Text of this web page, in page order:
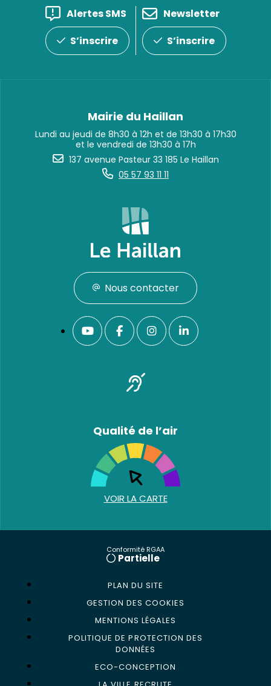
Alertes SMS
S’inscrire
Newsletter
S’inscrire
Mairie du Haillan
Lundi au jeudi de 8h30 à 12h et de 13h30 à 17h30
et le vendredi de 13h30 à 17h
137 avenue Pasteur 33 185 Le Haillan
05 57 93 11 11
Nous contacter
Qualité de l’air
VOIR LA CARTE
Conformité RGAA
Partielle
PLAN DU SITE
GESTION DES COOKIES
MENTIONS LÉGALES
POLITIQUE DE PROTECTION DES
DONNÉES
ECO-CONCEPTION